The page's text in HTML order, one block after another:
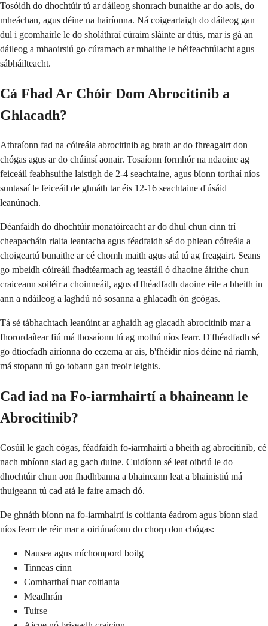
Tosóidh do dhochtúir tú ar dáileog shonrach bunaithe ar do aois, do
mheáchan, agus déine na hairíonna. Ná coigeartaigh do dáileog gan
dul i gcomhairle le do sholáthraí cúraim sláinte ar dtús, mar is gá an
dáileog a mhaoirsiú go cúramach ar mhaithe le héifeachtúlacht agus
sábháilteacht.
Cá Fhad Ar Chóir Dom Abrocitinib a
Ghlacadh?
Athraíonn fad na cóireála abrocitinib ag brath ar do fhreagairt don
chógas agus ar do chúinsí aonair. Tosaíonn formhór na ndaoine ag
feiceáil feabhsuithe laistigh de 2-4 seachtaine, agus bíonn torthaí níos
suntasaí le feiceáil de ghnáth tar éis 12-16 seachtaine d'úsáid
leanúnach.
Déanfaidh do dhochtúir monatóireacht ar do dhul chun cinn trí
cheapacháin rialta leantacha agus féadfaidh sé do phlean cóireála a
choigeartú bunaithe ar cé chomh maith agus atá tú ag freagairt. Seans
go mbeidh cóireáil fhadtéarmach ag teastáil ó dhaoine áirithe chun
craiceann soiléir a choinneáil, agus d'fhéadfadh daoine eile a bheith in
ann a ndáileog a laghdú nó sosanna a ghlacadh ón gcógas.
Tá sé tábhachtach leanúint ar aghaidh ag glacadh abrocitinib mar a
fhorordaítear fiú má thosaíonn tú ag mothú níos fearr. D'fhéadfadh sé
go dtiocfadh airíonna do eczema ar ais, b'fhéidir níos déine ná riamh,
má stopann tú go tobann gan treoir leighis.
Cad iad na Fo-iarmhairtí a bhaineann le
Abrocitinib?
Cosúil le gach cógas, féadfaidh fo-iarmhairtí a bheith ag abrocitinib, cé
nach mbíonn siad ag gach duine. Cuidíonn sé leat oibriú le do
dhochtúir chun aon fhadhbanna a bhaineann leat a bhainistiú má
thuigeann tú cad atá le faire amach dó.
De ghnáth bíonn na fo-iarmhairtí is coitianta éadrom agus bíonn siad
níos fearr de réir mar a oiriúnaíonn do chorp don chógas:
Nausea agus míchompord boilg
Tinneas cinn
Comharthaí fuar coitianta
Meadhrán
Tuirse